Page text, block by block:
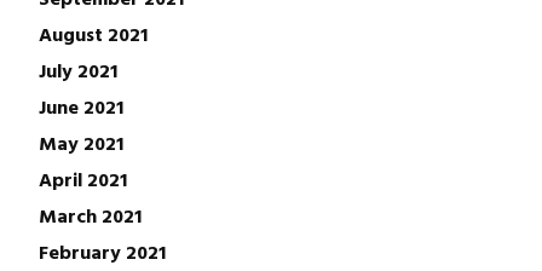
August 2021
July 2021
June 2021
May 2021
April 2021
March 2021
February 2021